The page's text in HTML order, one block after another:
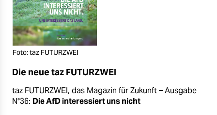
Foto: taz FUTURZWEI
Die neue taz FUTURZWEI
taz FUTURZWEI, das Magazin für Zukunft – Ausgabe
N°36: Die AfD interessiert uns nicht